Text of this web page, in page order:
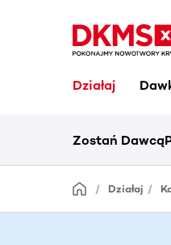
Działaj
Zostań Dawcą
Działaj